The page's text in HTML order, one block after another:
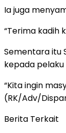
Ia juga
“Terima kadih
Sementara itu
kepada
“Kita ingin
(RK/Adv/
Berita Terkait